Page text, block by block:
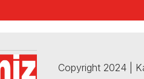
Copyright 2024 |